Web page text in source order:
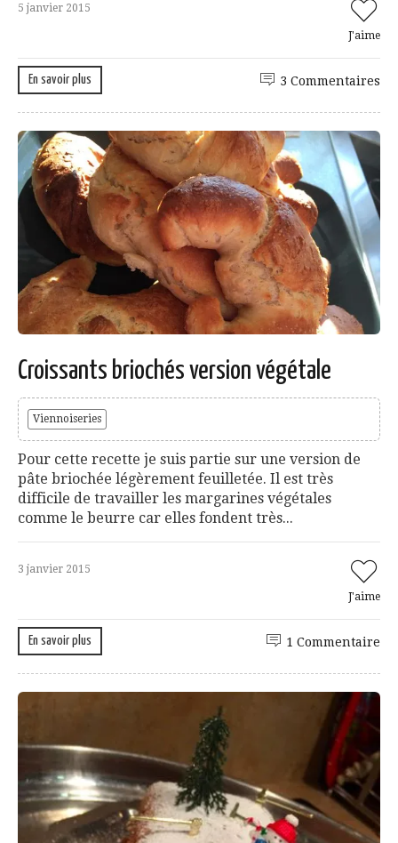
5 janvier 2015
J'aime
En savoir plus 3 Commentaires
Croissants briochés version végétale
Viennoiseries
Pour cette recette je suis partie sur une version de
pâte briochée légèrement feuilletée. Il est très
difficile de travailler les margarines végétales
comme le beurre car elles fondent très...
3 janvier 2015
J'aime
En savoir plus 1 Commentaire